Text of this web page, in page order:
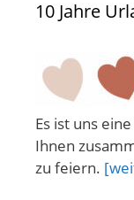
10 Jahre
Es ist uns
Ihnen
zu feiern.